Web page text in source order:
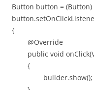
Button button =
{
@Override
public void
{
builder.show();